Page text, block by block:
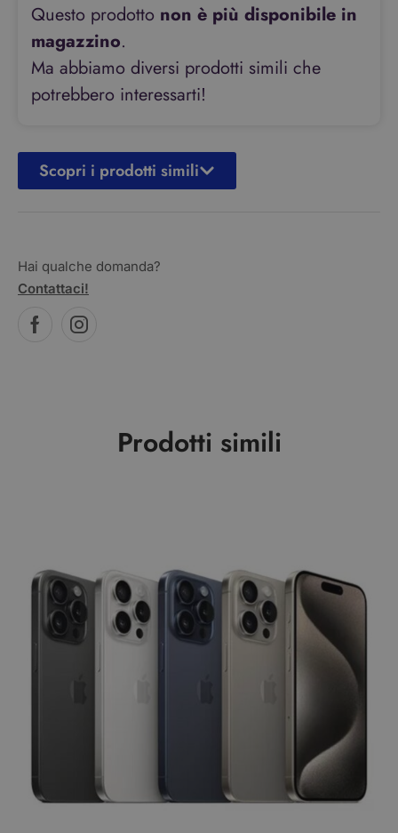
Questo prodotto non è più disponibile in
magazzino.
Ma abbiamo diversi prodotti simili che
potrebbero interessarti!
Scopri i prodotti simili
Hai qualche domanda?
Contattaci!
Prodotti simili